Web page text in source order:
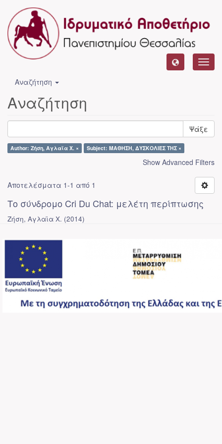
Αναζήτηση
Αναζήτηση
Ψάξε
Author: Ζήση, Αγλαϊα Χ. × Subject: ΜΑΘΗΣΗ, ΔΥΣΚΟΛΙΕΣ ΤΗΣ ×
Show Advanced Filters
Αποτελέσματα 1-1 από 1
Το σύνδρομο Cri Du Chat: μελέτη περίπτωσης
Ζήση, Αγλαϊα Χ. (2014)